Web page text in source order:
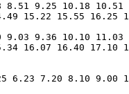
8.51 9.25 10.18
15.22 15.55 16.25
9.03 9.36 10.10
16.07 16.40 17.10
6.23 7.20 8.10 9.00